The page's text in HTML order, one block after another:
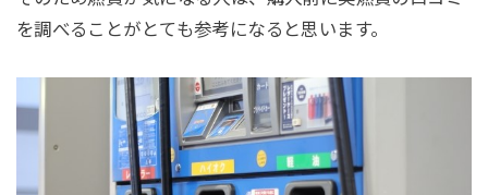
を調べることがとても参考になると思います。